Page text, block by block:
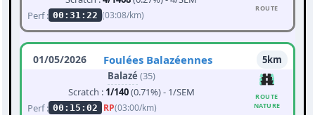
Perf : 00:31:22 (03:08/km)
ROUTE
01/05/2026 Foulées Balazéennes
5km
Balazé (35)
Scratch : 1/140(0.71%) - 1/SEM
Perf : 00:15:02 RP(03:00/km)
ROUTE
NATURE